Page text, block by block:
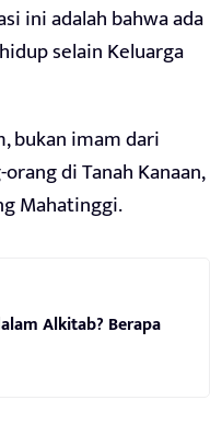
ini adalah bahwa ada
selain Keluarga
bukan imam dari
di Tanah Kanaan,
Mahatinggi.
Alkitab? Berapa